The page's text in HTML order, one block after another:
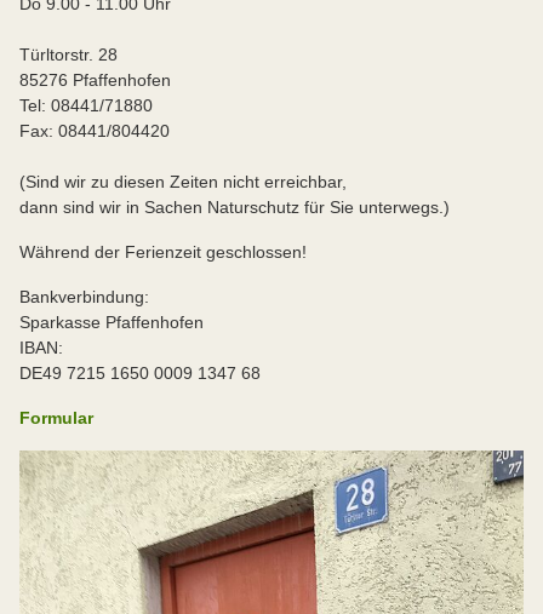
Türltorstr. 28
85276 Pfaffenhofen
Tel: 08441/71880
Fax: 08441/804420
(Sind wir zu diesen Zeiten nicht erreichbar,
dann sind wir in Sachen Naturschutz für Sie unterwegs.)
Während der Ferienzeit geschlossen!
Bankverbindung:
Sparkasse Pfaffenhofen
IBAN:
DE49 7215 1650 0009 1347 68
Formular